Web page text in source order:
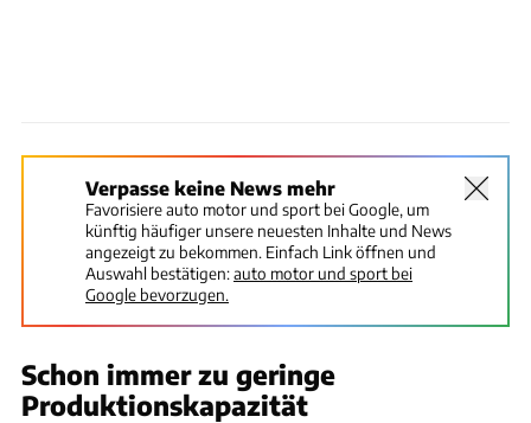
Verpasse keine News mehr
Favorisiere auto motor und sport bei Google, um
künftig häufiger unsere neuesten Inhalte und News
angezeigt zu bekommen. Einfach Link öffnen und
Auswahl bestätigen:auto motor und sport bei
Google bevorzugen.
Schon immer zu geringe
Produktionskapazität